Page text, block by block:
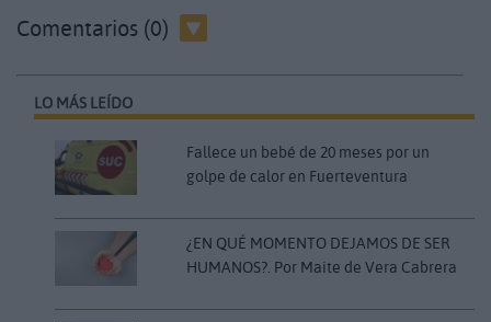
Comentarios (0)
LO MÁS LEÍDO
Fallece un bebé de 20 meses por un
golpe de calor en Fuerteventura
¿EN QUÉ MOMENTO DEJAMOS DE SER
HUMANOS?. Por Maite de Vera Cabrera